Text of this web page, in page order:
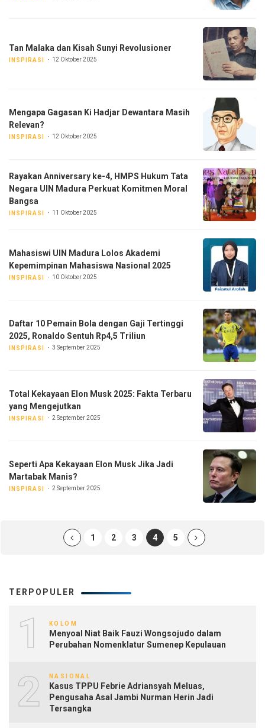
Tan Malaka dan Kisah Sunyi Revolusioner
INSPIRASI 12 Oktober 2025
Mengapa Gagasan Ki Hadjar Dewantara Masih
Relevan?
INSPIRASI 12 Oktober 2025
Rayakan Anniversary ke-4, HMPS Hukum Tata
Negara UIN Madura Perkuat Komitmen Moral
Bangsa
INSPIRASI 11 Oktober 2025
Mahasiswi UIN Madura Lolos Akademi
Kepemimpinan Mahasiswa Nasional 2025
INSPIRASI 10 Oktober 2025
Daftar 10 Pemain Bola dengan Gaji Tertinggi
2025, Ronaldo Sentuh Rp4,5 Triliun
INSPIRASI 3 September 2025
Total Kekayaan Elon Musk 2025: Fakta Terbaru
yang Mengejutkan
INSPIRASI 2 September 2025
Seperti Apa Kekayaan Elon Musk Jika Jadi
Martabak Manis?
INSPIRASI 2 September 2025
1 2 3 4 5
TERPOPULER
1 KOLOM
Menyoal Niat Baik Fauzi Wongsojudo dalam
Perubahan Nomenklatur Sumenep Kepulauan
2 NASIONAL
Kasus TPPU Febrie Adriansyah Meluas,
Pengusaha Asal Jambi Nurman Herin Jadi
Tersangka